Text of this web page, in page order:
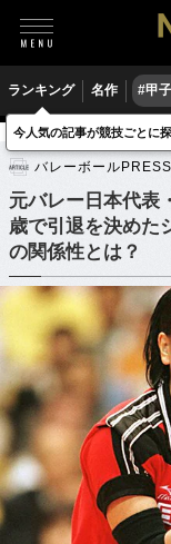
ランキング 名作 #甲
バレーボール バレーボ
バレーボールPRESS
元バレー日本代表
歳で引退を決めた
の関係性とは？
今人気の記事が競技ごとに